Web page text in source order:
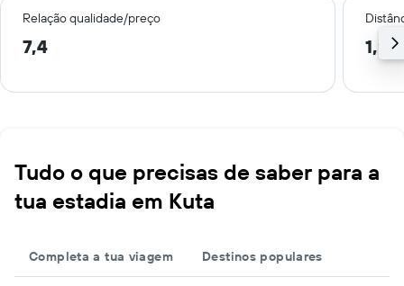
Relação qualidade/preço
7,4 1,2
Tudo o que precisas de saber para a
tua estadia em Kuta
Completa a tua viagem Destinos populares